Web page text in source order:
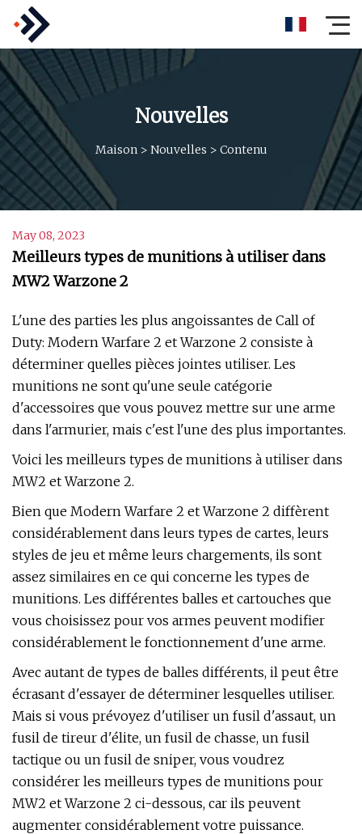
Nouvelles
Maison > Nouvelles > Contenu
May 08, 2023
Meilleurs types de munitions à utiliser dans
MW2 Warzone 2
L'une des parties les plus angoissantes de Call of
Duty: Modern Warfare 2 et Warzone 2 consiste à
déterminer quelles pièces jointes utiliser. Les
munitions ne sont qu'une seule catégorie
d'accessoires que vous pouvez mettre sur une arme
dans l'armurier, mais c'est l'une des plus importantes.
Voici les meilleurs types de munitions à utiliser dans
MW2 et Warzone 2.
Bien que Modern Warfare 2 et Warzone 2 diffèrent
considérablement dans leurs types de cartes, leurs
styles de jeu et même leurs chargements, ils sont
assez similaires en ce qui concerne les types de
munitions. Les différentes balles et cartouches que
vous choisissez pour vos armes peuvent modifier
considérablement le fonctionnement d'une arme.
Avec autant de types de balles différents, il peut être
écrasant d'essayer de déterminer lesquelles utiliser.
Mais si vous prévoyez d'utiliser un fusil d'assaut, un
fusil de tireur d'élite, un fusil de chasse, un fusil
tactique ou un fusil de sniper, vous voudrez
considérer les meilleurs types de munitions pour
MW2 et Warzone 2 ci-dessous, car ils peuvent
augmenter considérablement votre puissance.